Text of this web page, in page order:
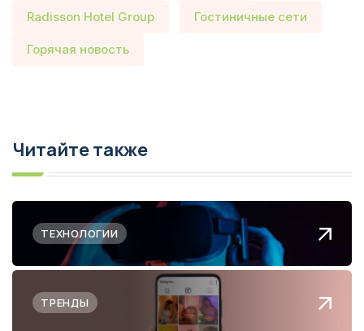
Radisson Hotel Group Гостиничные сети
Горячая новость
Читайте также
ТЕХНОЛОГИИ
ТРЕНДЫ